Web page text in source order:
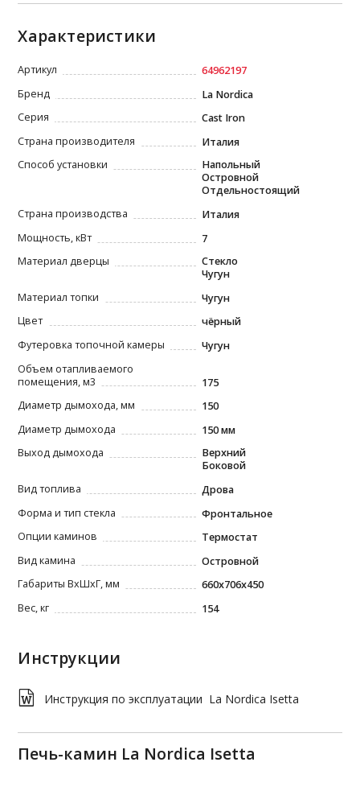
Характеристики
Артикул
64962197
Бренд
La Nordica
Серия
Cast Iron
Страна производителя
Италия
Способ установки
Напольный
Островной
Отдельностоящий
Страна производства
Италия
Мощность, кВт
7
Материал дверцы
Стекло
Чугун
Материал топки
Чугун
Цвет
чёрный
Футеровка топочной камеры
Чугун
Объем отапливаемого
помещения, м3
175
Диаметр дымохода, мм
150
Диаметр дымохода
150 мм
Выход дымохода
Верхний
Боковой
Вид топлива
Дрова
Форма и тип стекла
Фронтальное
Опции каминов
Термостат
Вид камина
Островной
Габариты ВxШxГ, мм
660x706x450
Вес, кг
154
Инструкции
Инструкция по эксплуатации La Nordica Isetta
Печь-камин La Nordica Isetta